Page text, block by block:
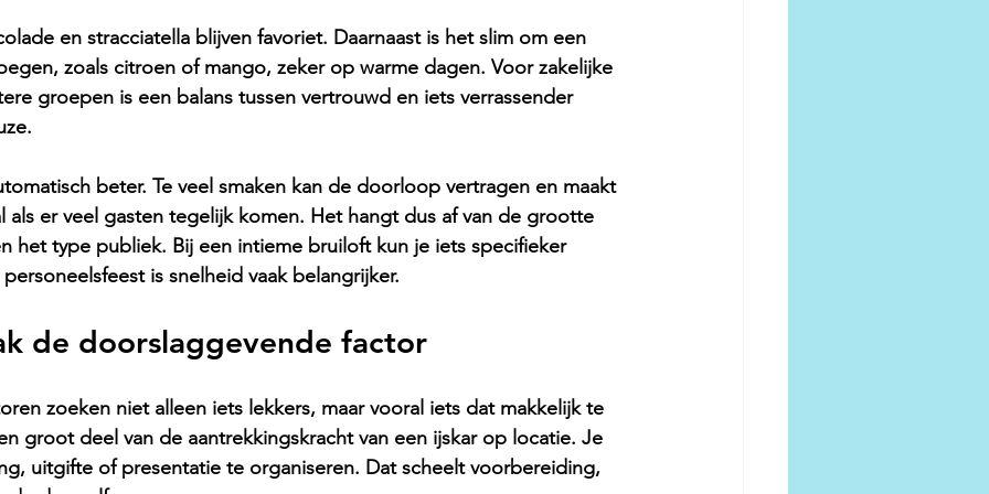
en stracciatella blijven favoriet. Daarnaast is het slim om een
zoals citroen of mango, zeker op warme dagen. Voor zakelijke
groepen is een balans tussen vertrouwd en iets verrassender
beter. Te veel smaken kan de doorloop vertragen en maakt
als er veel gasten tegelijk komen. Het hangt dus af van de grootte
het type publiek. Bij een intieme bruiloft kun je iets specifieker
is snelheid vaak belangrijker.
de doorslaggevende factor
zoeken niet alleen iets lekkers, maar vooral iets dat makkelijk te
groot deel van de aantrekkingskracht van een ijskar op locatie. Je
uitgifte of presentatie te organiseren. Dat scheelt voorbereiding,